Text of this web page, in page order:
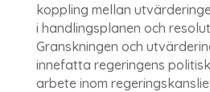
koppling mellan
i handlingsplanen och
Granskningen och
innefatta regeringens
arbete inom